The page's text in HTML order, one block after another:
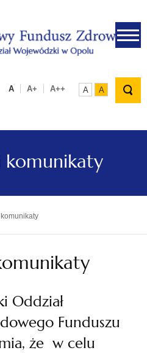
A A+ A++ A A
komunikaty
Oddział
Funduszu
że w celu